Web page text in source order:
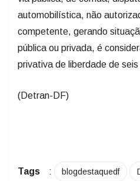
automobilística, não
competente, gerando
pública ou privada, é
privativa de liberdade de
(Detran-DF)
Tags : blogdestaquedf